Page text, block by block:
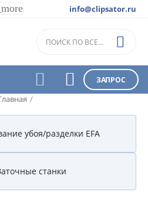
info@clipsator.ru
ЗАПРОС



/
убоя/разделки EFA
станки